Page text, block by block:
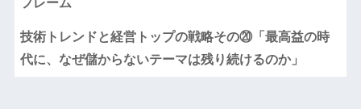
技術トレンドと経営トップの戦略その⑳「最高益の時
代に、なぜ儲からないテーマは残り続けるのか」